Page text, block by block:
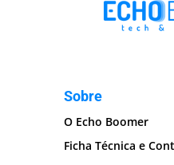
Sobre
O Echo Boomer
Ficha Técnica e